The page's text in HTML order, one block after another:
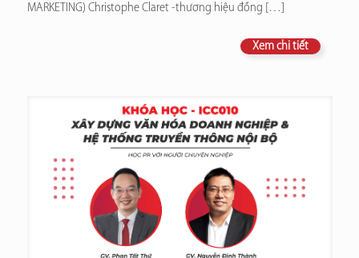
MARKETING) Christophe Claret -thương hiệu đồng […]
Xem chi tiết